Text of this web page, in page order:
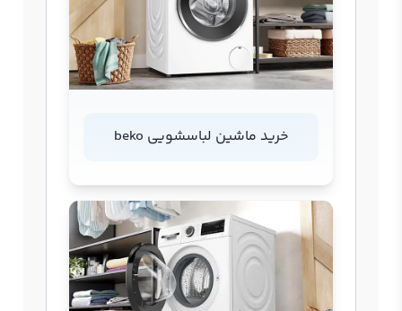
خرید ماشین لباسشویی beko